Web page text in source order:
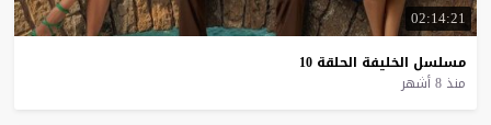
02:14:21
مسلسل الخليفة الحلقة 10
منذ 8 أشهر